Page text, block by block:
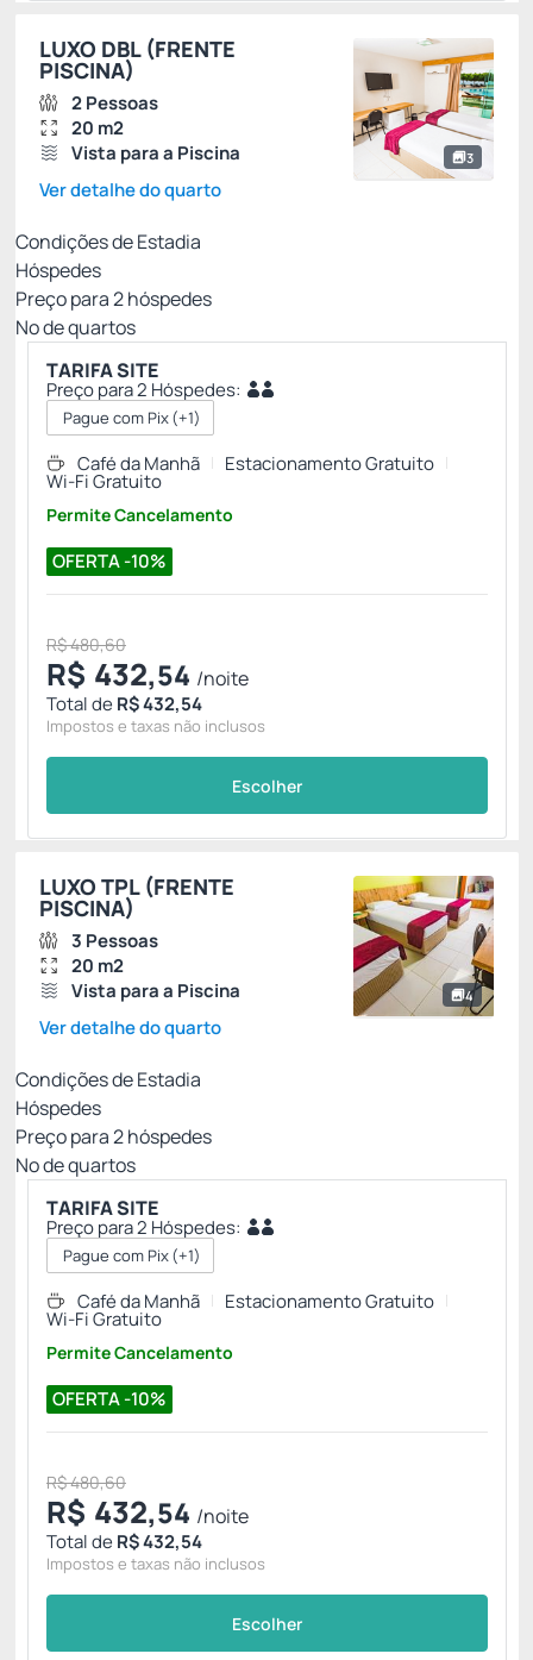
3
LUXO DBL (FRENTE
PISCINA)
2 Pessoas
20 m2
Vista para a Piscina
Ver detalhe do quarto
Condições de Estadia
Hóspedes
Preço para2hóspedes
Nº de quartos
TARIFA SITE
Preço para 2 Hóspedes:
Pague com Pix(+1)
OFERTA -10%
Café da Manhã Estacionamento Gratuito
Wi-Fi Gratuito
Permite Cancelamento
R$ 480,60
R$ 432,54 /noite
Total deR$ 432,54
Impostos e taxas não inclusos
Escolher
4
LUXO TPL (FRENTE
PISCINA)
3 Pessoas
20 m2
Vista para a Piscina
Ver detalhe do quarto
Condições de Estadia
Hóspedes
Preço para2hóspedes
Nº de quartos
TARIFA SITE
Preço para 2 Hóspedes:
Pague com Pix(+1)
OFERTA -10%
Café da Manhã Estacionamento Gratuito
Wi-Fi Gratuito
Permite Cancelamento
R$ 480,60
R$ 432,54 /noite
Total deR$ 432,54
Impostos e taxas não inclusos
Escolher